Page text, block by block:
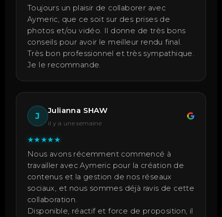
Toujours un plaisir de collaborer avec
Aymeric, que ce soit sur des prises de
photos et/ou vidéo. Il donne de très bons
conseils pour avoir le meilleur rendu final.
Très bon professionnel et très sympathique.
Je le recommande.
J
Julianna SHAW
il y a une semaine
★★★★★
Nous avons récemment commencé à
travailler avec Aymeric pour la création de
contenus et la gestion de nos réseaux
sociaux, et nous sommes déjà ravis de cette
collaboration.
Disponible, réactif et force de proposition, il